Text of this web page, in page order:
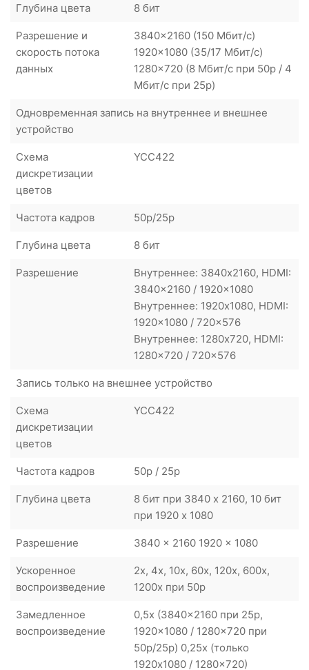
Глубина цвета 8 бит
Разрешение и
скорость потока
данных
3840x2160 (150 Мбит/с)
1920x1080 (35/17 Мбит/с)
1280x720 (8 Мбит/с при 50p / 4
Мбит/с при 25p)
Одновременная запись на внутреннее и внешнее
устройство
Схема
дискретизации
цветов
YCC422
Частота кадров 50p/25p
Глубина цвета 8 бит
Разрешение
Внутреннее: 3840x2160, HDMI:
3840x2160 / 1920x1080
Внутреннее: 1920x1080, HDMI:
1920x1080 / 720x576
Внутреннее: 1280x720, HDMI:
1280x720 / 720x576
Запись только на внешнее устройство
Схема
дискретизации
цветов
YCC422
Частота кадров 50p / 25p
Глубина цвета
8 бит при 3840 x 2160, 10 бит
при 1920 x 1080
Разрешение 3840 x 2160 1920 x 1080
Ускоренное
воспроизведение
2x, 4x, 10x, 60x, 120x, 600x,
1200x при 50p
Замедленное
воспроизведение
0,5x (3840x2160 при 25p,
1920x1080 / 1280x720 при
50p/25p) 0,25x (только
1920x1080 / 1280x720)